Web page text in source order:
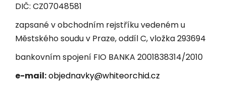
DIČ: CZ07048581
zapsané v obchodním rejstříku vedeném u
Městského soudu v Praze, oddíl C, vložka 293694
bankovním spojení FIO BANKA 2001838314/2010
e-mail:objednavky@whiteorchid.cz